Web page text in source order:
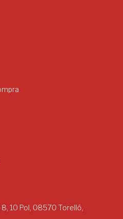
10 Pol, 08570 Torelló,